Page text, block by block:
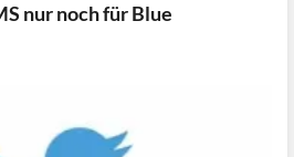
nur noch für Blue